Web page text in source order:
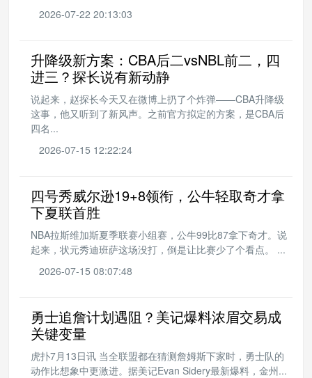
2026-07-22 20:13:03
升降级新方案：CBA后二vsNBL前二，四
进三？探长说有新动静
说起来，赵探长今天又在微博上扔了个炸弹——CBA升降级
这事，他又听到了新风声。之前官方拟定的方案，是CBA后
四名...
2026-07-15 12:22:24
四号秀威尔逊19+8领衔，公牛轻取奇才拿
下夏联首胜
NBA拉斯维加斯夏季联赛小组赛，公牛99比87拿下奇才。说
起来，状元秀迪班萨这场没打，倒是让比赛少了个看点。 ...
2026-07-15 08:07:48
勇士追詹计划遇阻？美记爆料浓眉交易成
关键变量
虎扑7月13日讯 当全联盟都在猜测詹姆斯下家时，勇士队的
动作比想象中更激进。据美记Evan Sidery最新爆料，金州...